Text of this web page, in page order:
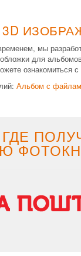
мы
для
ознакомиться
Альбом с